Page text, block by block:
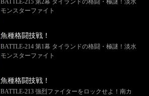
モンスターファイト
魚種格闘技戦！
BATTLE-214 第1幕 タイランドの格闘・極謎！淡水
モンスターファイト
魚種格闘技戦！
BATTLE-213 強烈ファイターをロックせよ！南カ